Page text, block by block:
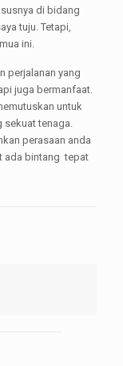
di bidang
tuju. Tetapi,
ini.
perjalanan yang
juga bermanfaat.
untuk
sekuat tenaga.
perasaan anda
ada bintang tepat